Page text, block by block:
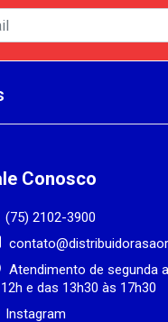
Conosco
(75) 2102-3900
Atendimento de segunda
e das 13h30 às 17h30
Instagram